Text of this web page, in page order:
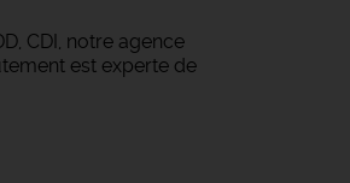
CDI, notre agence
est experte de